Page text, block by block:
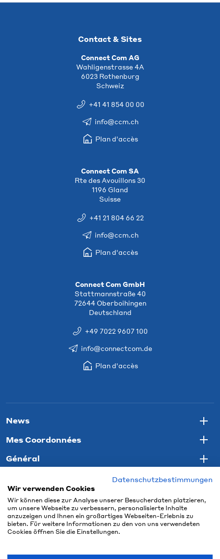
Contact & Sites
Connect Com AG
Wahligenstrasse 4A
6023 Rothenburg
Schweiz
+41 41 854 00 00
info@ccm.ch
Plan d'accès
Connect Com SA
Rte des Avouillons 30
1196 Gland
Suisse
+41 21 804 66 22
info@ccm.ch
Plan d'accès
Connect Com GmbH
Stattmannstraße 40
72644 Oberboihingen
Deutschland
+49 7022 9607 100
info@connectcom.de
Plan d'accès
News
Mes Coordonnées
Général
Datenschutzbestimmungen
Wir verwenden Cookies
Wir können diese zur Analyse unserer Besucherdaten platzieren,
um unsere Webseite zu verbessern, personalisierte Inhalte
anzuzeigen und Ihnen ein großartiges Webseiten-Erlebnis zu
bieten. Für weitere Informationen zu den von uns verwendeten
Cookies öffnen Sie die Einstellungen.